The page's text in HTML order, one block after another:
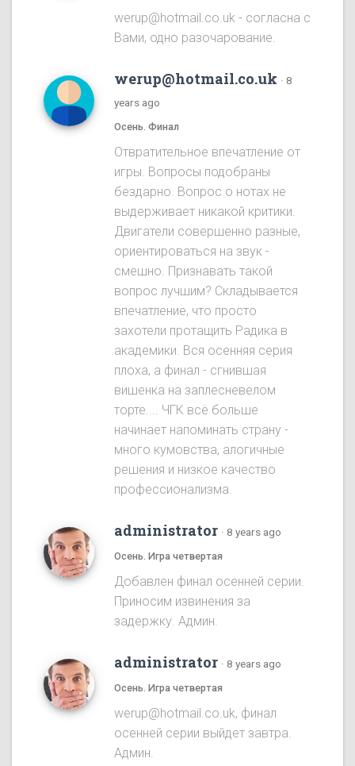
werup@hotmail.co.uk - согласна с
Вами, одно разочарование.
werup@hotmail.co.uk · 8
years ago
Осень. Финал
Отвратительное впечатление от
игры. Вопросы подобраны
бездарно. Вопрос о нотах не
выдерживает никакой критики.
Двигатели совершенно разные,
ориентироваться на звук -
смешно. Признавать такой
вопрос лучшим? Складывается
впечатление, что просто
захотели протащить Радика в
академики. Вся осенняя серия
плоха, а финал - сгнившая
вишенка на заплесневелом
торте.... ЧГК всё больше
начинает напоминать страну -
много кумовства, алогичные
решения и низкое качество
профессионализма.
administrator · 8 years ago
Осень. Игра четвертая
Добавлен финал осенней серии.
Приносим извинения за
задержку. Админ.
administrator · 8 years ago
Осень. Игра четвертая
werup@hotmail.co.uk, финал
осенней серии выйдет завтра.
Админ.